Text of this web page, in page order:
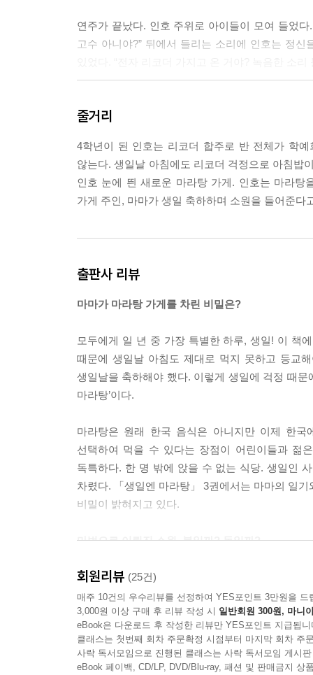
연주가 끝났다. 인호 주위로 아이들이 모여 들었
고수 아니야?” 뒤에서 들리는 소리에 인호는 정
줄거리
4학년이 된 인호는 리코더 합주로 반 전체가 학
않는다. 생일날 아침에도 리코더 걱정으로 아침밥
인호 눈에 띈 새로운 마라탕 가게. 인호는 마라탕
가게 주인, 마마가 생일 축하하며 소원을 들어준
출판사 리뷰
마마가 마라탕 가게를 차린 비밀은?
모두에게 일 년 중 가장 특별한 하루, 생일! 이 책
때문에 생일날 아침도 제대로 먹지 못하고 등교
생일날을 축하해야 했다. 이렇게 생일에 걱정 때
마라탕’이다.
마라탕은 원래 한국 음식은 아니지만 이제 한
선택하여 먹을 수 있다는 장점이 어린이들과 젊
독특하다. 한 명 밖에 앉을 수 없는 식당. 생일인
차렸다. 「생일엔 마라탕」 3권에서는 마마의 일
비밀이 밝혀지고 있다.
마법으로 이뤄진 소원, 복일까? 독일까?
‘생일엔 마라탕’ 가게에는 소원을 들어주는 특별
한다. 리코더를 잘 불고 싶다는 인호는 천년 만에
없는 수박’으로 유명한 우장춘 박사의 마지막
마법으로 이뤄진 소원은 언제나 행복을 가져다줄
되지 못한다. 인호도 예지도 마법으로 이룬 소원을
회원리뷰 (25건)
매주 10건의 우수리뷰를 선정하여 YES포인트 3만원을 드
3,000원 이상 구매 후 리뷰 작성 시 일반회원 300원, 마니
eBook은 다운로드 후 작성한 리뷰만 YES포인트 지급됩니
클래스는 첫번째 회차 주문확정 시점부터 마지막 회차 주
사락 독서모임으로 진행된 클래스는 사락 독서모임 게시
eBook 페이백, CD/LP, DVD/Blu-ray, 패션 및 판매금지 상